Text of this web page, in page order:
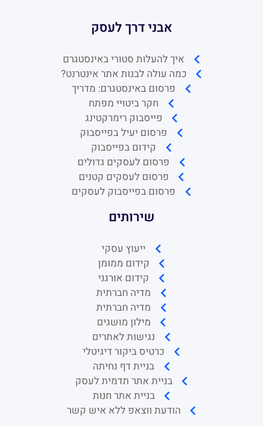
אבני דרך לעסק
איך להעלות סטורי באינסטגרם
כמה עולה לבנות אתר אינטרנט?
פרסום באינסטגרם: מדריך
חקר ביטויי מפתח
פייסבוק רימרקטינג
פרסום יעיל בפייסבוק
קידום בפייסבוק
פרסום לעסקים גדולים
פרסום לעסקים קטנים
פרסום בפייסבוק לעסקים
שירותים
ייעוץ עסקי
קידום ממומן
קידום אורגני
מדיה חברתית
מדיה חברתית
מילון מושגים
נגישות לאתרים
כרטיס ביקור דיגיטלי
בניית דף נחיתה
בניית אתר תדמית לעסק
בניית אתר חנות
הודעת ווצאפ ללא איש קשר